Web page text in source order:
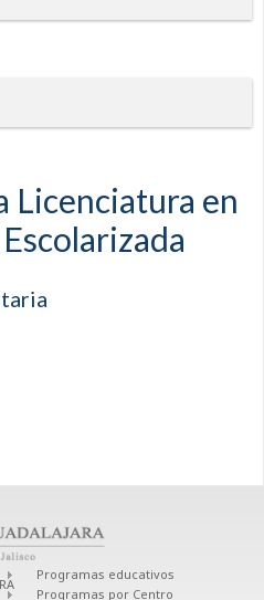
Licenciatura en
Programas educativos
Programas por Centro